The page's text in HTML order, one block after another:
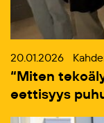
20.01.2026
“Miten
eettisyys